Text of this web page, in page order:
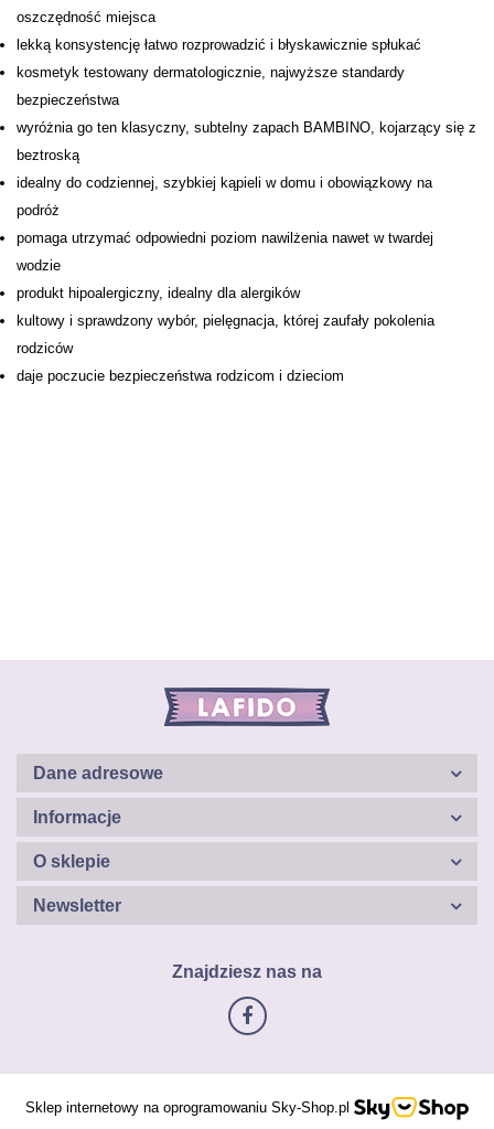
oszczędność miejsca
lekką konsystencję łatwo rozprowadzić i błyskawicznie spłukać
kosmetyk testowany dermatologicznie, najwyższe standardy
bezpieczeństwa
wyróżnia go ten klasyczny, subtelny zapach BAMBINO, kojarzący się z
beztroską
idealny do codziennej, szybkiej kąpieli w domu i obowiązkowy na
podróż
pomaga utrzymać odpowiedni poziom nawilżenia nawet w twardej
wodzie
produkt hipoalergiczny, idealny dla alergików
kultowy i sprawdzony wybór, pielęgnacja, której zaufały pokolenia
rodziców
daje poczucie bezpieczeństwa rodzicom i dzieciom
Dane adresowe
Informacje
O sklepie
Newsletter
Znajdziesz nas na
Sklep internetowy na oprogramowaniu Sky-Shop.pl